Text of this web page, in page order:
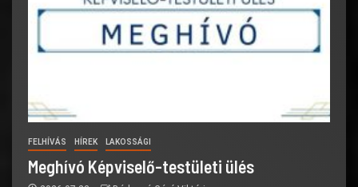
FELHÍVÁS HÍREK LAKOSSÁGI
Meghívó Képviselő-testületi ülés